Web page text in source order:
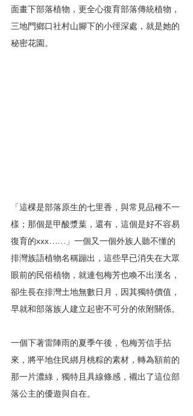
面畫下部落植物，更全心復育部落傳統植物，
三地門鄉口社村山腳下的小徑深處，就是她的
秘密花園。
「這棵是部落原生的七里香，與常見品種不一
樣；那個是甲酸漿葉，還有，這個是好不容易
復育的xxx……」一個又一個外族人聽不懂的
排灣族語植物名稱蹦出，這些早已消失在大眾
眼前的民俗植物，就連包梅芳也喚不出漢名，
卻生長在排灣土地無數日月，因其獨特價值，
早就和部落族人建立起密不可分的依附關係。
一個下著雷陣雨的夏季午後，包梅芳信手拈
來，將平地住民綁月桃粽的素材，轉為額前的
那一片濃綠，獨特且具線條感，襯出了這位部
落公主的優遊與自在。